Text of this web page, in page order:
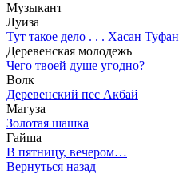
Музыкант
Луиза
Тут такое дело . . . Хасан Туфан
Деревенская молодежь
Чего твоей душе угодно?
Волк
Деревенский пес Акбай
Магуза
Золотая шашка
Гайша
В пятницу, вечером…
Вернуться назад